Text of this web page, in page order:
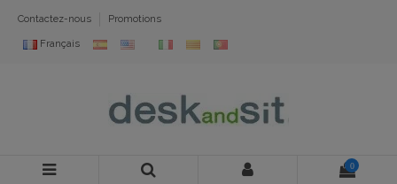
Contactez-nous Promotions
Français
0